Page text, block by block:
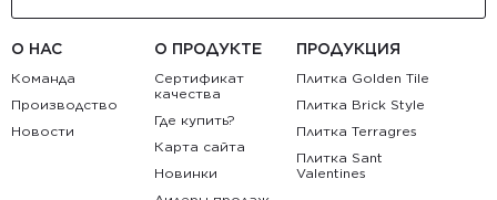
О НАС
Команда
Производство
Новости
О ПРОДУКТЕ
Сертификат
качества
Где купить?
Карта сайта
Новинки
ПРОДУКЦИЯ
Плитка Golden Tile
Плитка Brick Style
Плитка Terragres
Плитка Sant
Valentines